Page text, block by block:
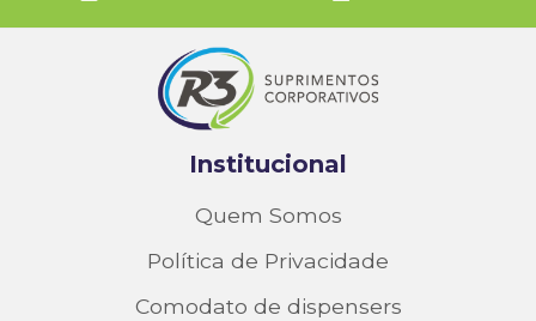
Institucional
Quem Somos
Política de Privacidade
Comodato de dispensers